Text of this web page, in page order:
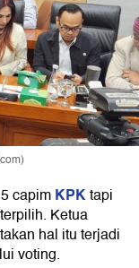
capimKPKtapi
Ketua
hal itu terjadi
voting.